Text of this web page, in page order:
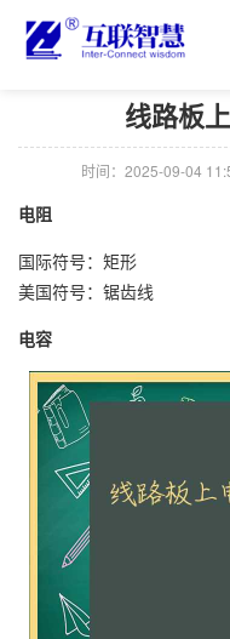
线路板
时间：2025-09-04
电阻
国际符号：矩形
美国符号：锯齿线
电容